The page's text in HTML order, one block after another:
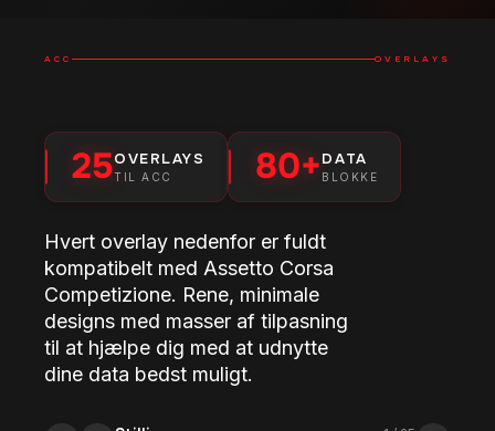
ACC OVERLAYS
25OVERLAYS
TIL ACC 80+DATA
BLOKKE
Hvert overlay nedenfor er fuldt
kompatibelt med Assetto Corsa
Competizione. Rene, minimale
designs med masser af tilpasning
til at hjælpe dig med at udnytte
dine data bedst muligt.